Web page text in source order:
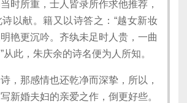
时所重，士人皆录所作求他推荐，
以献。籍又以诗答之：“越女新妆
艳更沉吟。齐纨未足时人贵，一曲
从此，朱庆余的诗名便为人所知。
，那感情也还乾净而深挚，所以，
新婚夫妇的亲爱之作，倒更好些。